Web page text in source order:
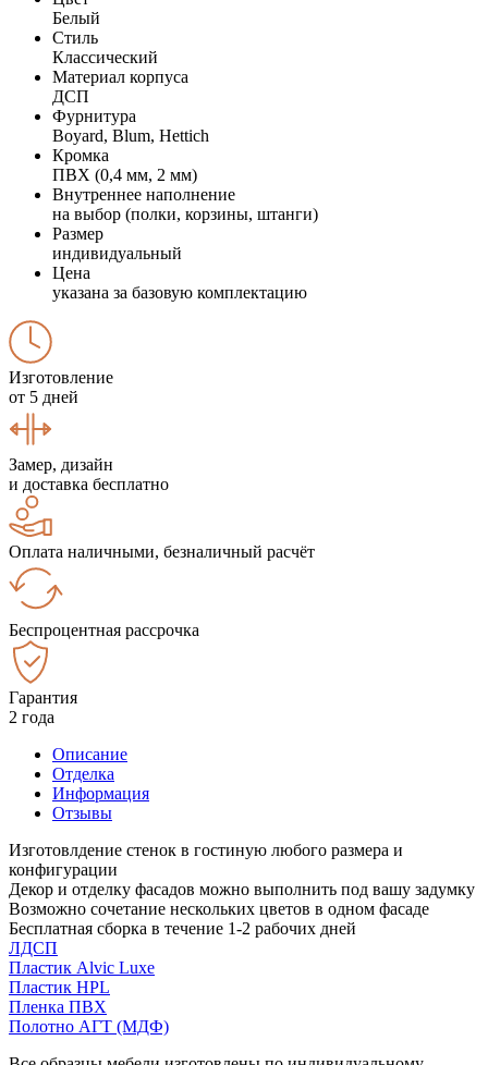
Белый
Стиль
Классический
Материал корпуса
ДСП
Фурнитура
Boyard, Blum, Hettich
Кромка
ПВХ (0,4 мм, 2 мм)
Внутреннее наполнение
на выбор (полки, корзины, штанги)
Размер
индивидуальный
Цена
указана за базовую комплектацию
Изготовление
от 5 дней
Замер, дизайн
и доставка бесплатно
Оплата наличными, безналичный расчёт
Беспроцентная рассрочка
Гарантия
2 года
Описание
Отделка
Информация
Отзывы
Изготовлдение стенок в гостиную любого размера и
конфигурации
Декор и отделку фасадов можно выполнить под вашу задумку
Возможно сочетание нескольких цветов в одном фасаде
Бесплатная сборка в течение 1-2 рабочих дней
ЛДСП
Пластик Alvic Luxe
Пластик HPL
Пленка ПВХ
Полотно АГТ (МДФ)